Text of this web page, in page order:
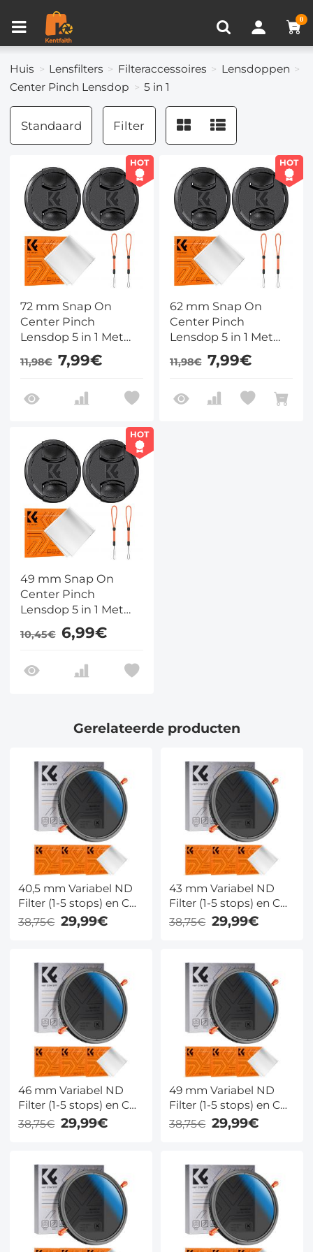
0
Huis Lensfilters Filteraccessoires
Lensdoppen
Center Pinch Lensdop
5 in 1
Standaard Filter
HOT
72 mm Snap On
Center Pinch
Lensdop 5 in 1 Met
Anti Loss Keeper
Leash Compatibel
Sony / Fujifilm
11,98€ 7,99€
HOT
62 mm Snap On
Center Pinch
Lensdop 5 in 1 Met
Anti Loss Keeper
Leash Compatibel
Sony / Fujifilm
11,98€ 7,99€
HOT
49 mm Snap On
Center Pinch
Lensdop 5 in 1 Met
Anti Loss Keeper
Leash Compatibel
Sony / Fujifilm
10,45€ 6,99€
Gerelateerde producten
40,5 mm Variabel ND
Filter (1-5 stops) en CPL
Filter 2 in 1 voor
38,75€ 29,99€
43 mm Variabel ND
Filter (1-5 stops) en CPL
Filter 2 in 1 voor
38,75€ 29,99€
46 mm Variabel ND
Filter (1-5 stops) en CPL
Filter 2 in 1 voor
Camerafilterlens Nano
38,75€ 29,99€
49 mm Variabel ND
Filter (1-5 stops) en CPL
Filter 2 in 1 voor
Camerafilterlens Nano
38,75€ 29,99€